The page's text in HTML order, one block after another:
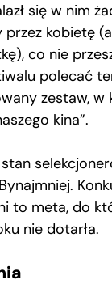
się w nim
kobietę
co nie
polecać
zestaw,
kina”.
to meta, do
nie dotarła.